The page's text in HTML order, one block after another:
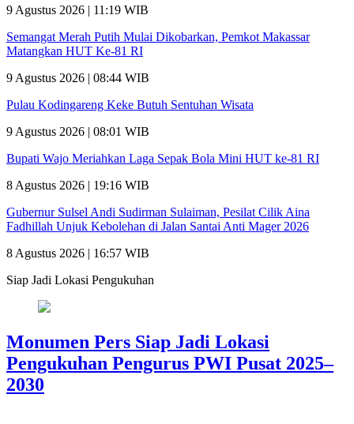
9 Agustus 2026 | 11:19 WIB
Semangat Merah Putih Mulai Dikobarkan, Pemkot Makassar
Matangkan HUT Ke-81 RI
9 Agustus 2026 | 08:44 WIB
Pulau Kodingareng Keke Butuh Sentuhan Wisata
9 Agustus 2026 | 08:01 WIB
Bupati Wajo Meriahkan Laga Sepak Bola Mini HUT ke-81 RI
8 Agustus 2026 | 19:16 WIB
Gubernur Sulsel Andi Sudirman Sulaiman, Pesilat Cilik Aina
Fadhillah Unjuk Kebolehan di Jalan Santai Anti Mager 2026
8 Agustus 2026 | 16:57 WIB
Siap Jadi Lokasi Pengukuhan
Monumen Pers Siap Jadi Lokasi
Pengukuhan Pengurus PWI Pusat 2025–
2030